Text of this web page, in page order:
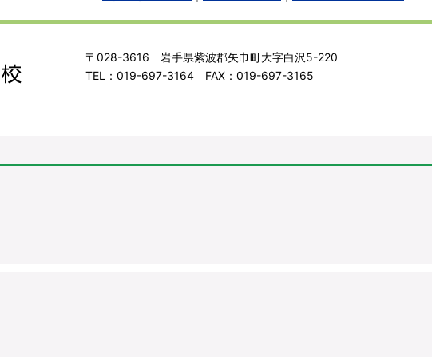
〒028-3616 岩手県紫波郡矢巾町大字白沢5-220
TEL：019-697-3164 FAX：019-697-3165